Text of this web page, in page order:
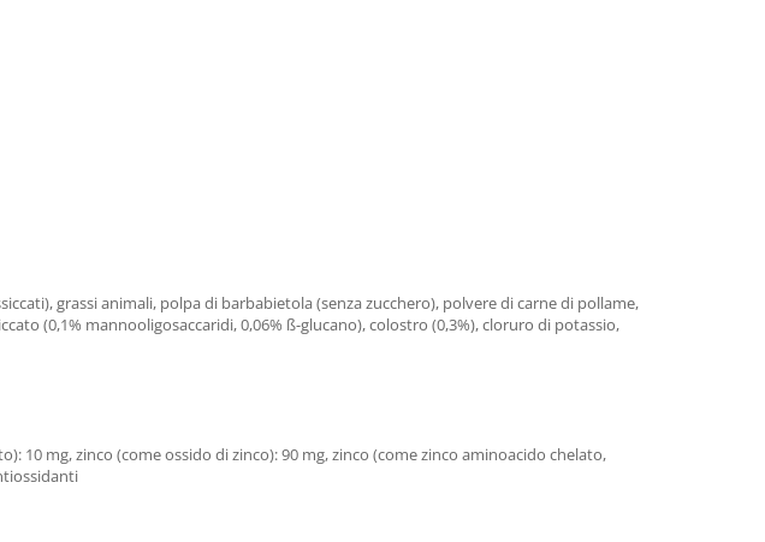
grassi animali, polpa di barbabietola (senza zucchero), polvere di carne di pollame,
(0,1% mannooligosaccaridi, 0,06% ß-glucano), colostro (0,3%), cloruro di potassio,
10 mg, zinco (come ossido di zinco): 90 mg, zinco (come zinco aminoacido chelato,